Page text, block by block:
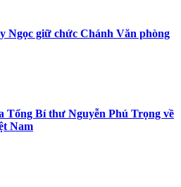
Ngọc giữ chức Chánh Văn phòng
Tổng Bí thư Nguyễn Phú Trọng về
Nam